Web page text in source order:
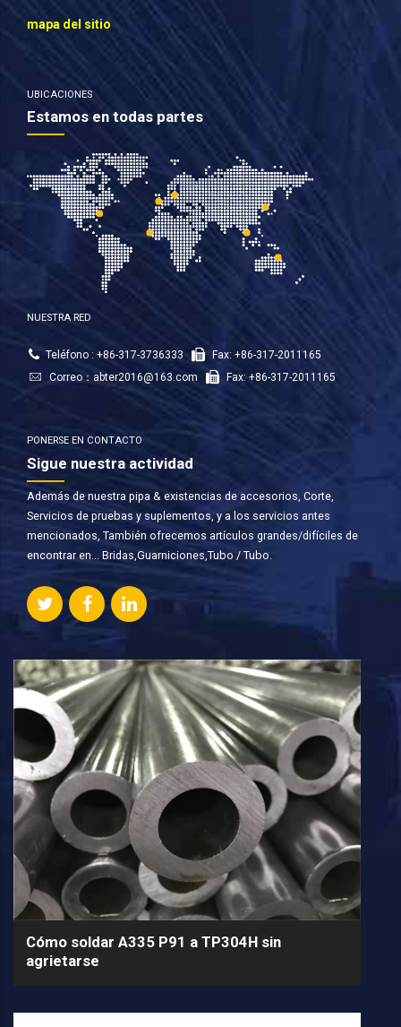
mapa del sitio
UBICACIONES
Estamos en todas partes
NUESTRA RED
Teléfono : +86-317-3736333
Fax: +86-317-2011165
Correo： abter2016@163.com Fax: +86-317-2011165
PONERSE EN CONTACTO
Sigue nuestra actividad
Además de nuestra pipa & existencias de accesorios, Corte,
Servicios de pruebas y suplementos, y a los servicios antes
mencionados, También ofrecemos artículos grandes/difíciles de
encontrar en... Bridas,Guarniciones,Tubo / Tubo.
Cómo soldar A335 P91 a TP304H sin
agrietarse